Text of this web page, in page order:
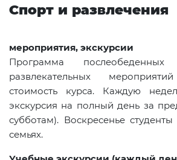
Спорт и развлечения
мероприятия, экскурсии
Программа
развлекательных
стоимость курса. Каждую
экскурсия на полный день за
субботам). Воскресенье
семьях.